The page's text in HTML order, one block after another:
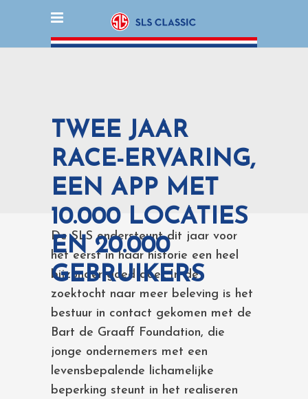
TWEE JAAR
RACE-ERVARING,
EEN APP MET
10.000 LOCATIES
EN 20.000
GEBRUIKERS
De SLS ondersteunt dit jaar voor
het eerst in haar historie een heel
bijzonder goed doel. In de
zoektocht naar meer beleving is het
bestuur in contact gekomen met de
Bart de Graaff Foundation, die
jonge ondernemers met een
levensbepalende lichamelijke
beperking steunt in het realiseren